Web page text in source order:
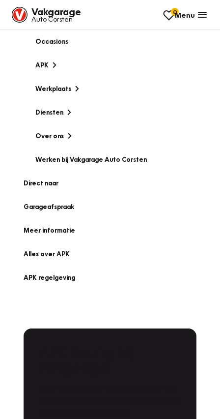
Vakgarage
Auto Corsten
0Menu
Occasions
APK
Werkplaats
Diensten
Over ons
Werken bij Vakgarage Auto Corsten
Direct naar
Garageafspraak
Meer informatie
Alles over APK
APK regelgeving